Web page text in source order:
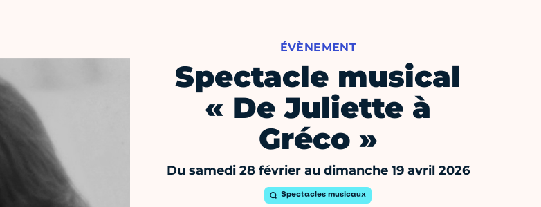
ÉVÈNEMENT
Spectacle musical
« De Juliette à
Gréco »
Du samedi 28 février au dimanche 19 avril 2026
Spectacles musicaux